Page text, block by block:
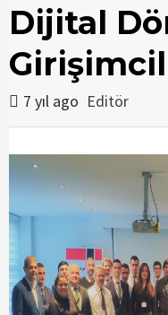
Dijital
7 yıl ago Editör